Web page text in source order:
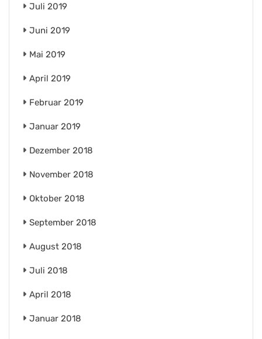
Juli 2019
Juni 2019
Mai 2019
April 2019
Februar 2019
Januar 2019
Dezember 2018
November 2018
Oktober 2018
September 2018
August 2018
Juli 2018
April 2018
Januar 2018